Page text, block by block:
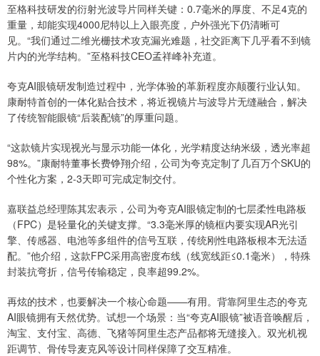
至格科技研发的衍射光波导片同样关键：0.7毫米的厚度、不足4克的
重量，却能实现4000尼特以上入眼亮度，户外强光下仍清晰可
见。“我们通过二维光栅技术攻克漏光难题，社交距离下几乎看不到镜
片内的光学结构。”至格科技CEO孟祥峰补充道。
夸克AI眼镜研发制造过程中，光学体验的革新程度亦颠覆行业认知。
康耐特首创的一体化贴合技术，将近视镜片与波导片无缝融合，解决
了传统智能眼镜“后装配镜”的厚重问题。
“这款镜片实现视光与显示功能一体化，光学精度达纳米级，透光率超
98%。”康耐特董事长费铮翔介绍，公司为夸克定制了几百万个SKU的
个性化方案，2-3天即可完成定制交付。
嘉联益总经理陈其宏表示，公司为夸克AI眼镜定制的七层柔性电路板
（FPC）是轻量化的关键支撑。“3.3毫米厚的镜框内要实现AR光引
擎、传感器、电池等多组件的信号互联，传统刚性电路板根本无法适
配。”他介绍，这款FPC采用高密度布线（线宽线距≤0.1毫米），特殊
封装抗弯折，信号传输稳定，良率超99.2%。
再炫的技术，也要解决一个核心命题——有用。背靠阿里生态的夸克
AI眼镜拥有天然优势。试想一个场景：当“夸克AI眼镜”被语音唤醒后，
淘宝、支付宝、高德、飞猪等阿里生态产品都将无缝接入。双光机视
距调节、骨传导麦克风等设计同样保障了交互精准。